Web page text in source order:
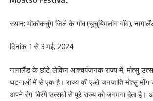
स्थान: मोकोकचुंग जिले के गाँव (चुचुयिमलांग गाँव),
दिनांक: 1 से 3 मई, 2024
नागालैंड के छोटे लेकिन आश्चर्यजनक राज्य में, मोत्सु
घटनाओं में से एक है। राज्य की एओ जनजाति मोत्सु मोंग
अपने रंग-बिरंगे उत्सवों से पूरे राज्य को जगमगा देता है।